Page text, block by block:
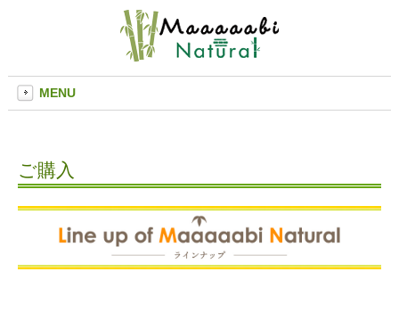
MENU
ご購入